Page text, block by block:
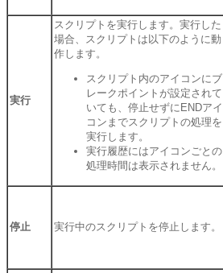
実行
スクリプトを実行します。実行した
場合、スクリプトは以下のように動
作します。
スクリプト内のアイコンにブ
レークポイントが設定されて
いても、停止せずにENDアイ
コンまでスクリプトの処理を
実行します。
実行履歴にはアイコンごとの
処理時間は表示されません。
停止 実行中のスクリプトを停止します。